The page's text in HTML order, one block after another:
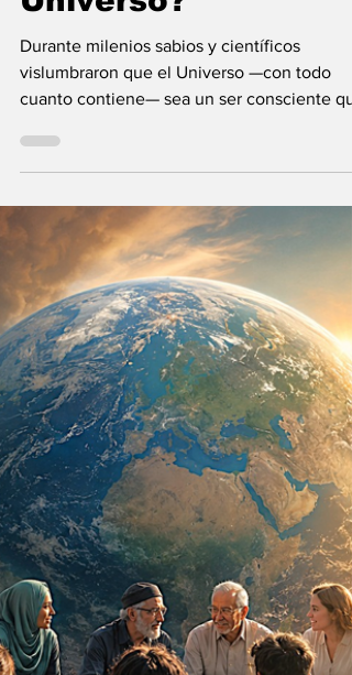
9 jul
9 min de lectura
¿Y si el Creador
fuera el propio
Universo?
vislumbraron que el Universo —con todo
cuanto contiene— sea un ser consciente
se creó a sí mismo